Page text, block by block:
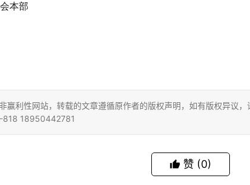
本部
赢利性网站，转载的文章遵循原作者的版权声明，如有版权异议
18950442781
赞 (0)